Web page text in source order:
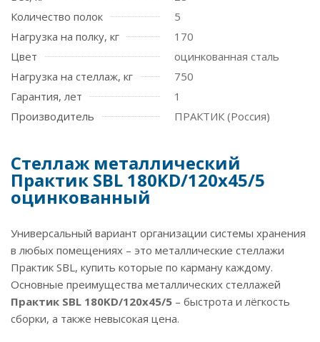
Количество полок
5
Нагрузка на полку, кг
170
Цвет
оцинкованная сталь
Нагрузка на стеллаж, кг
750
Гарантия, лет
1
Производитель
ПРАКТИК (Россия)
Стеллаж металлический
Практик SBL 180KD/120x45/5
оцинкованный
Универсальный вариант организации системы хранения
в любых помещениях – это металлические стеллажи
Практик SBL, купить которые по карману каждому.
Основные преимущества металлических стеллажей
Практик SBL 180KD/120x45/5 – быстрота и лёгкость
сборки, а также невысокая цена.